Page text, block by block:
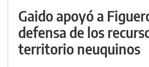
Gaido apoyó a
defensa de los
territorio neuquinos